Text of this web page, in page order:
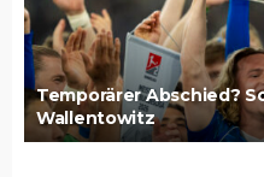
Temporärer Abschied?
Wallentowitz